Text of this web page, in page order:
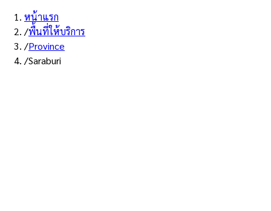
หน้าแรก
/พื้นที่ให้บริการ
/Province
/Saraburi